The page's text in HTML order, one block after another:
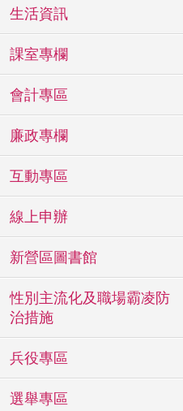
生活資訊
課室專欄
會計專區
廉政專欄
互動專區
線上申辦
新營區圖書館
性別主流化及職場霸凌防
治措施
兵役專區
選舉專區